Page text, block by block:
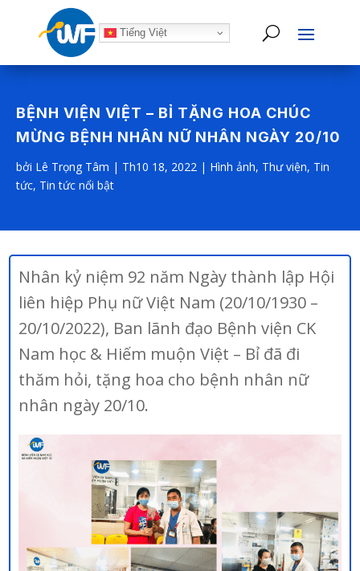
Tiếng Việt
BỆNH VIỆN VIỆT – BỈ TẶNG HOA CHÚC
MỪNG BỆNH NHÂN NỮ NHÂN NGÀY 20/10
bởi Lê Trọng Tâm | Th10 18, 2022 | Hình ảnh, Thư viện, Tin
tức, Tin tức nổi bật
Nhân kỷ niệm 92 năm Ngày thành lập Hội
liên hiệp Phụ nữ Việt Nam (20/10/1930 –
20/10/2022), Ban lãnh đạo Bệnh viện CK
Nam học & Hiếm muộn Việt – Bỉ đã đi
thăm hỏi, tặng hoa cho bệnh nhân nữ
nhân ngày 20/10.